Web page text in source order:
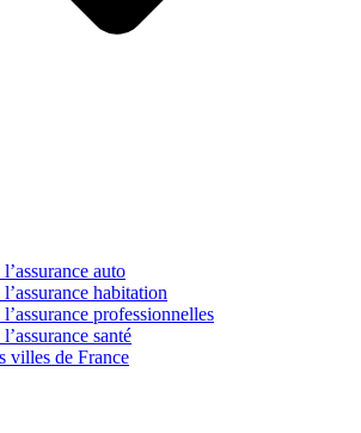
auto
habitation
professionnelles
santé
villes de France